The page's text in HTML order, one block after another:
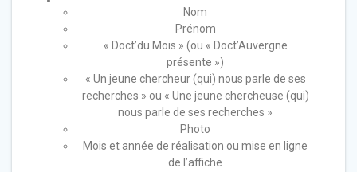
Nom
Prénom
« Doct’du Mois » (ou « Doct’Auvergne
présente »)
« Un jeune chercheur (qui) nous parle de ses
recherches » ou « Une jeune chercheuse (qui)
nous parle de ses recherches »
Photo
Mois et année de réalisation ou mise en ligne
de l’affiche